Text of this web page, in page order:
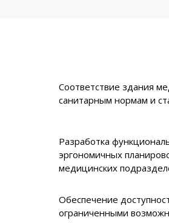
Соответствие здания
санитарным нормам и
Разработка
эргономичных
медицинских
Обеспечение
ограниченными